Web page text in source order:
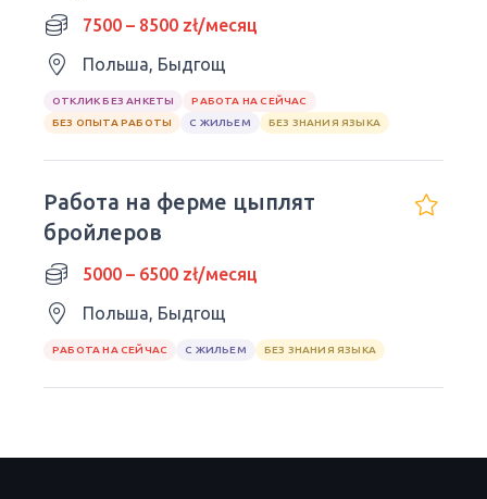
7500 – 8500 zł/месяц
Польша, Быдгощ
ОТКЛИК БЕЗ АНКЕТЫ
РАБОТА НА СЕЙЧАС
БЕЗ ОПЫТА РАБОТЫ
С ЖИЛЬЕМ БЕЗ ЗНАНИЯ ЯЗЫКА
Работа на ферме цыплят
бройлеров
5000 – 6500 zł/месяц
Польша, Быдгощ
РАБОТА НА СЕЙЧАС С ЖИЛЬЕМ БЕЗ ЗНАНИЯ ЯЗЫКА